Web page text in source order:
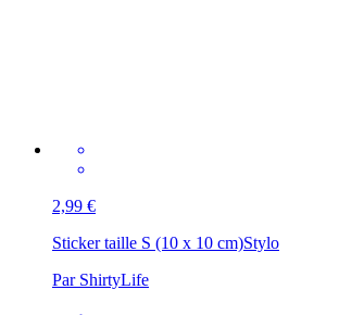
2,99 €
Sticker taille S (10 x 10 cm)Stylo
Par ShirtyLife